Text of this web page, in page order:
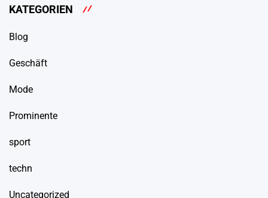
KATEGORIEN
Blog
Geschäft
Mode
Prominente
sport
techn
Uncategorized